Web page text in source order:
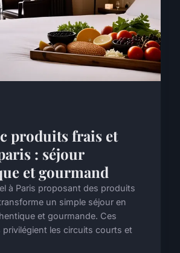
produits frais et
: séjour
et gourmand
à Paris proposant des produits
un simple séjour en
et gourmande. Ces
les circuits courts et